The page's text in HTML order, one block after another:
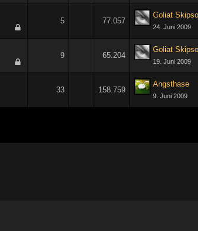
5 77.057
Goliat
24. Juni 2009
9 65.204
Goliat
19. Juni 2009
33 158.759
Angsthase
9. Juni 2009